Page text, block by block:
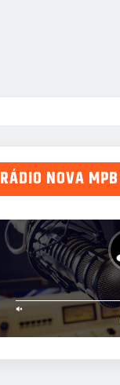
RÁDIO NOVA MPB